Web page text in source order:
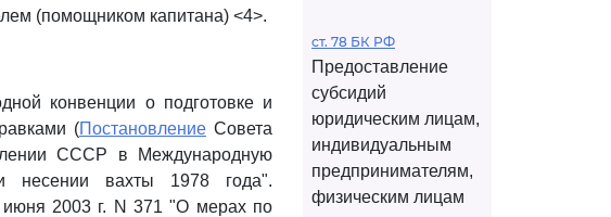
(помощником капитана) <4>.
конвенции о подготовке и
(Постановление Совета
СССР в Международную
несении вахты 1978 года".
июня 2003 г. N 371 "О мерах по
ст. 78 БК РФ
Предоставление
субсидий
юридическим лицам,
индивидуальным
предпринимателям,
физическим лицам